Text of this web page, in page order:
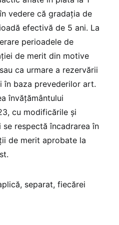
vedere că gradația de
efectivă de 5 ani. La
perioadele de
de merit din motive
ca urmare a rezervării
baza prevederilor art.
învățământului
cu modificările și
respectă încadrarea în
de merit aprobate la
separat, fiecărei